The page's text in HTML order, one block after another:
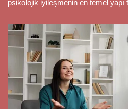
psikolojik iyileşmenin en temel yapı